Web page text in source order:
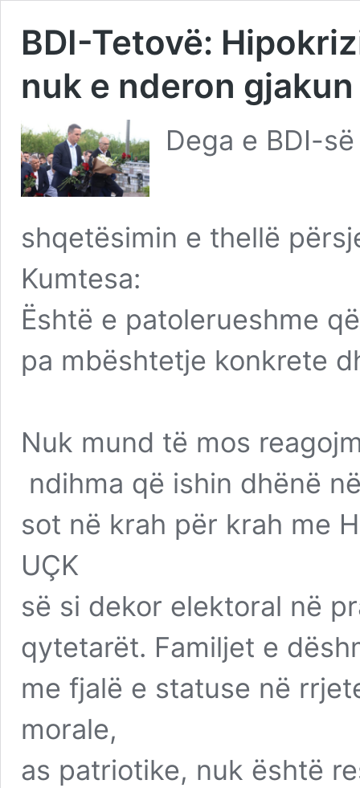
BDI-Tetovë:
nuk e nderon
Dega e BDI-
shqetësimin e thellë
Kumtesa:
Është e patolerueshme
pa mbështetje konkrete
Nuk mund të mos
ndihma që ishin dhënë
sot në krah për krah me
UÇK
së si dekor elektoral në
qytetarët. Familjet e
me fjalë e statuse në
morale,
as patriotike, nuk është